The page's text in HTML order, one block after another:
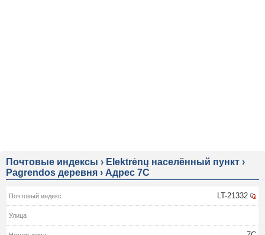
Почтовые индексы › Elektrėnų населённый пункт ›
Pagrendos деревня › Адрес 7C
LT-21332